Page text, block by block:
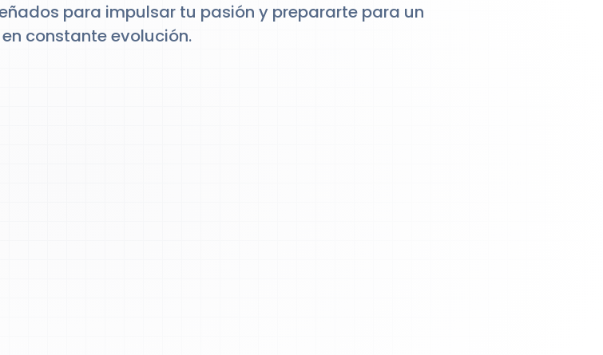
para impulsar tu pasión y prepararte para un
constante evolución.